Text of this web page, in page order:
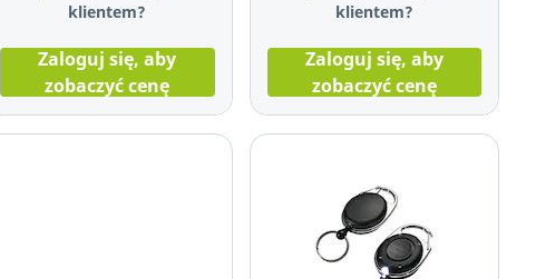
klientem?
Zaloguj się, aby
zobaczyć cenę
klientem?
Zaloguj się, aby
zobaczyć cenę